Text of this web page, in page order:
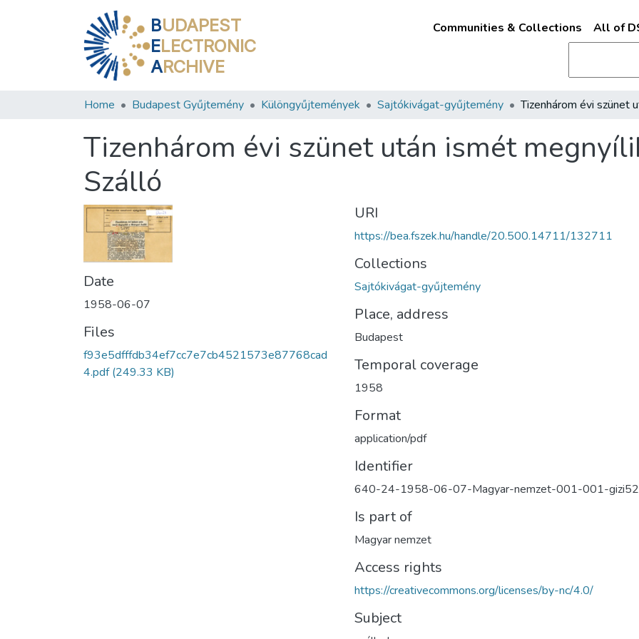
BUDAPEST
ELECTRONIC
ARCHIVE
Communities & Collections All of
Home Budapest Gyűjtemény Különgyűjtemények Sajtókivágat-gyűjtemény
Tizenhárom évi szünet után ismét
Szálló
Date
1958-06-07
Files
f93e5dfffdb34ef7cc7e7cb4521573e87768cad
4.pdf(249.33 KB)
URI
https://bea.fszek.hu/handle/20.500.14711/132711
Collections
Sajtókivágat-gyűjtemény
Place, address
Budapest
Temporal coverage
1958
Format
application/pdf
Identifier
640-24-1958-06-07-Magyar-nemzet-001-001-
Is part of
Magyar nemzet
Access rights
https://creativecommons.org/licenses/by-nc/4.0/
Subject